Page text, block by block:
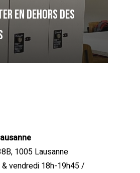
en dehors des
1005 Lausanne
& vendredi 18h-19h45 /